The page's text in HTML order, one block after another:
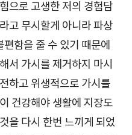
으로 고생한 저의 경험담
고 무시할게 아니라 파상
함을 줄 수 있기 때문에
서 가시를 제거하지 마시
하고 위생적으로 가시를
건강해야 생활에 지장도
을 다시 한번 느끼게 되었